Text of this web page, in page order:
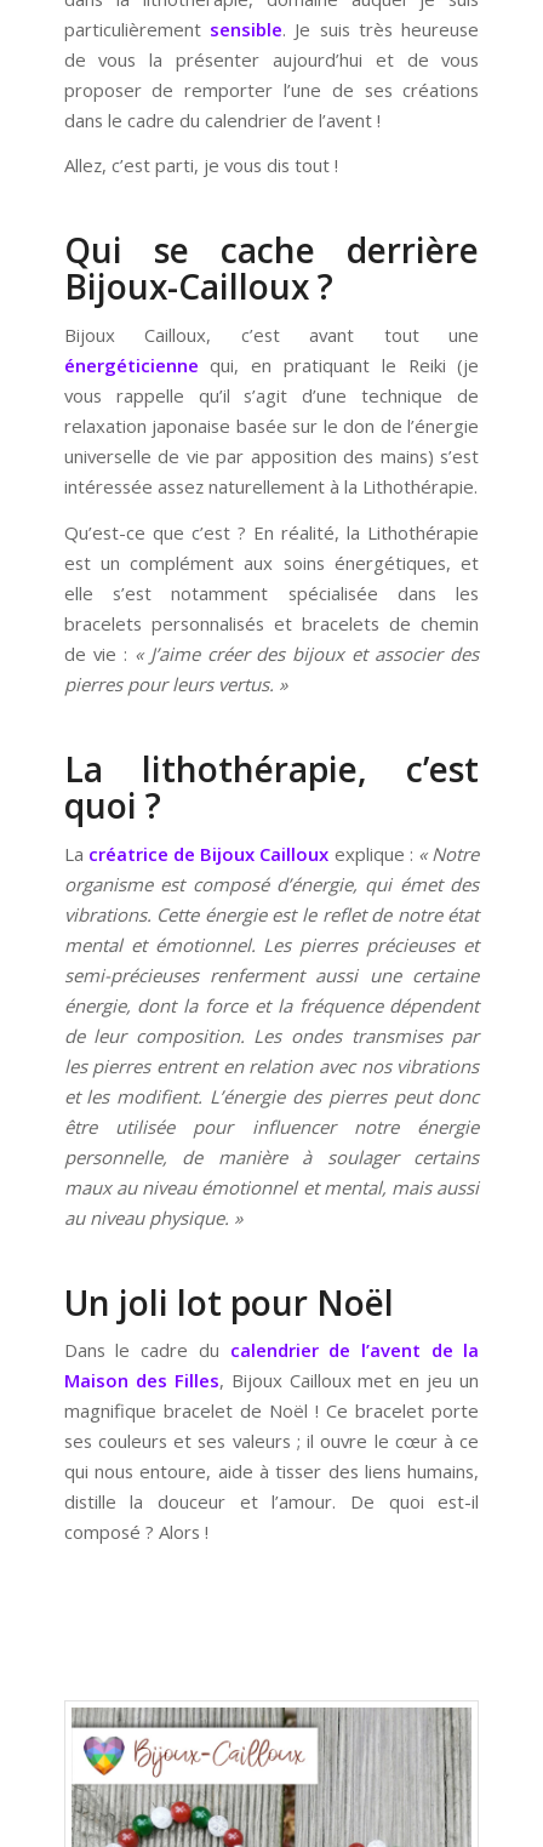
particulièrement sensible. Je suis très heureuse
de vous la présenter aujourd’hui et de vous
proposer de remporter l’une de ses créations
dans le cadre du calendrier de l’avent !
Allez, c’est parti, je vous dis tout !
Qui se cache derrière
Bijoux-Cailloux ?
Bijoux Cailloux, c’est avant tout une
énergéticienne qui, en pratiquant le Reiki (je
vous rappelle qu’il s’agit d’une technique de
relaxation japonaise basée sur le don de l’énergie
universelle de vie par apposition des mains) s’est
intéressée assez naturellement à la Lithothérapie.
Qu’est-ce que c’est ? En réalité, la Lithothérapie
est un complément aux soins énergétiques, et
elle s’est notamment spécialisée dans les
bracelets personnalisés et bracelets de chemin
de vie : « J’aime créer des bijoux et associer des
pierres pour leurs vertus. »
La lithothérapie, c’est
quoi ?
La créatrice de Bijoux Cailloux explique : « Notre
organisme est composé d’énergie, qui émet des
vibrations. Cette énergie est le reflet de notre état
mental et émotionnel. Les pierres précieuses et
semi-précieuses renferment aussi une certaine
énergie, dont la force et la fréquence dépendent
de leur composition. Les ondes transmises par
les pierres entrent en relation avec nos vibrations
et les modifient. L’énergie des pierres peut donc
être utilisée pour influencer notre énergie
personnelle, de manière à soulager certains
maux au niveau émotionnel et mental, mais aussi
au niveau physique. »
Un joli lot pour Noël
Dans le cadre du calendrier de l’avent de la
Maison des Filles, Bijoux Cailloux met en jeu un
magnifique bracelet de Noël ! Ce bracelet porte
ses couleurs et ses valeurs ; il ouvre le cœur à ce
qui nous entoure, aide à tisser des liens humains,
distille la douceur et l’amour. De quoi est-il
composé ? Alors !